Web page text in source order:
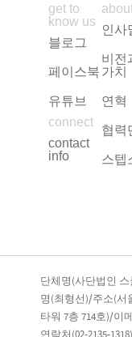
get to
know us
블로그
페이스북
유튜브
connect
contact
info
인사
비전
가치
연혁
협력
스텝
단체명(사단법인 스
명(최형선)/주소(서
타워 7층 714호)/이
연락처(02-2135-1318)